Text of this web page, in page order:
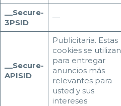
__Secure-
3PSID
—
__Secure-
APISID
Publicitaria. Estas
cookies se utilizan
para entregar
anuncios más
relevantes para
usted y sus
intereses